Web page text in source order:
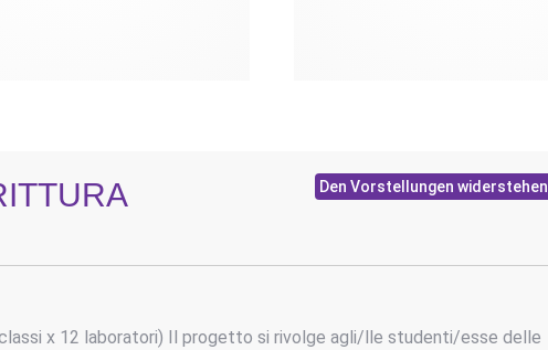
Den Vorstellungen widerstehen
x 12 laboratori) Il progetto si rivolge agli/lle studenti/esse delle